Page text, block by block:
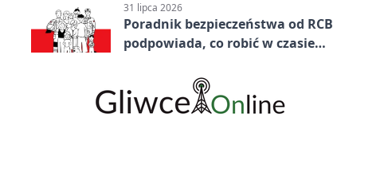
31 lipca 2026
Poradnik bezpieczeństwa od RCB
podpowiada, co robić w czasie